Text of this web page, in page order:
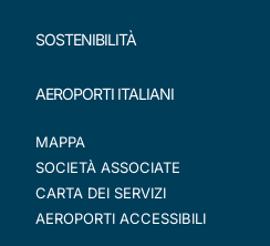
SOSTENIBILITÀ
AEROPORTI ITALIANI
MAPPA
SOCIETÀ ASSOCIATE
CARTA DEI SERVIZI
AEROPORTI ACCESSIBILI